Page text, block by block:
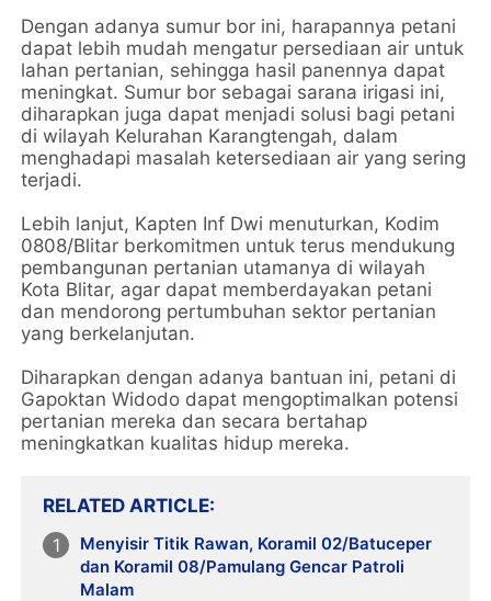
Dengan adanya sumur bor ini, harapannya petani
dapat lebih mudah mengatur persediaan air untuk
lahan pertanian, sehingga hasil panennya dapat
meningkat. Sumur bor sebagai sarana irigasi ini,
diharapkan juga dapat menjadi solusi bagi petani
di wilayah Kelurahan Karangtengah, dalam
menghadapi masalah ketersediaan air yang sering
terjadi.
Lebih lanjut, Kapten Inf Dwi menuturkan, Kodim
0808/Blitar berkomitmen untuk terus mendukung
pembangunan pertanian utamanya di wilayah
Kota Blitar, agar dapat memberdayakan petani
dan mendorong pertumbuhan sektor pertanian
yang berkelanjutan.
Diharapkan dengan adanya bantuan ini, petani di
Gapoktan Widodo dapat mengoptimalkan potensi
pertanian mereka dan secara bertahap
meningkatkan kualitas hidup mereka.
RELATED ARTICLE
Menyisir Titik Rawan, Koramil 02/Batuceper
dan Koramil 08/Pamulang Gencar Patroli
Malam